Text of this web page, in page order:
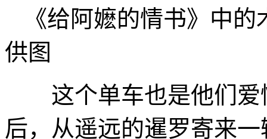
《给阿嬷的情书》中
供图
这个单车也是他们爱
后，从遥远的暹罗寄来